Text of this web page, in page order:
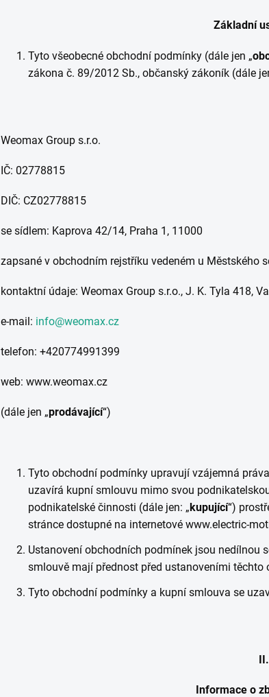
Základní
Tyto všeobecné obchodní podmínky (dále jen „
zákona č. 89/2012 Sb., občanský zákoník (dále
Weomax Group s.r.o.
IČ: 02778815
DIČ: CZ02778815
se sídlem: Kaprova 42/14, Praha 1, 11000
zapsané v obchodním rejstříku vedeném u
kontaktní údaje: Weomax Group s.r.o., J. K. Tyla 418,
e-mail: info@weomax.cz
telefon: +420774991399
web: www.weomax.cz
(dále jen „prodávající“)
Tyto obchodní podmínky upravují vzájemná
uzavírá kupní smlouvu mimo svou
podnikatelské činnosti (dále jen: „kupující“)
stránce dostupné na internetové www.electric-
Ustanovení obchodních podmínek jsou nedílnou
smlouvě mají přednost před ustanoveními těchto
Tyto obchodní podmínky a kupní smlouva se
II.
Informace o